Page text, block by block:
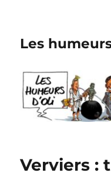
Les
Verviers :